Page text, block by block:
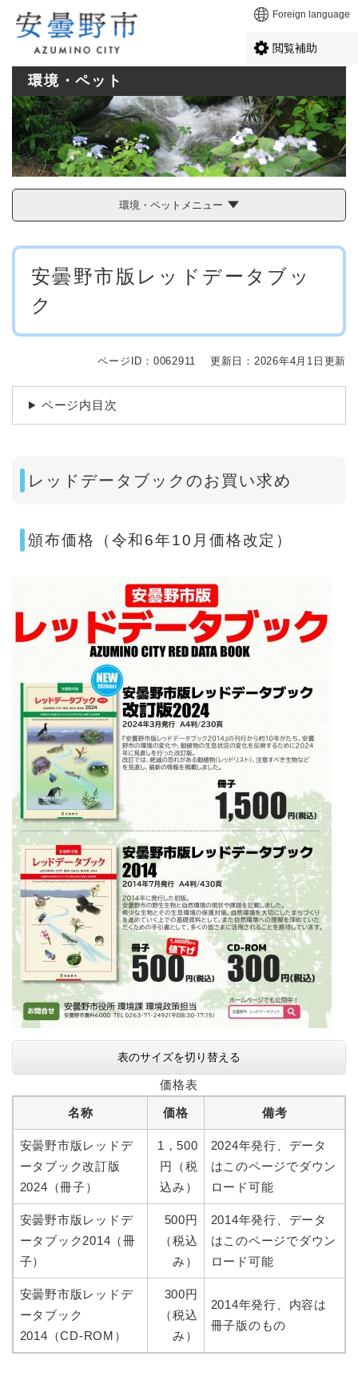
メニューを飛ばして本文へ Foreign language
閲覧補助
環境・ペット
環境・ペットメニュー
本
安曇野市版レッドデータブッ
ク
ページID：0062911 更新日：2026年4月1日更新
ページ内目次
レッドデータブックのお買い求め
頒布価格（令和6年10月価格改定）
表のサイズを切り替える
価格表
名称 価格 備考
安曇野市版レッドデ
ータブック改訂版
2024（冊子）
1，500
円（税
込み）
2024年発行、データ
はこのページでダウン
ロード可能
安曇野市版レッドデ
ータブック2014（冊
子）
500円
（税込
み）
2014年発行、データ
はこのページでダウン
ロード可能
安曇野市版レッドデ
ータブック
2014（CD-ROM）
300円
（税込
み）
2014年発行、内容は
冊子版のもの